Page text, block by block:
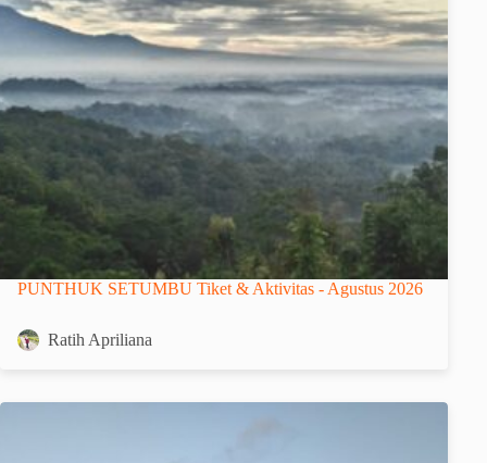
PUNTHUK SETUMBU Tiket & Aktivitas - Agustus 2026
Ratih Apriliana